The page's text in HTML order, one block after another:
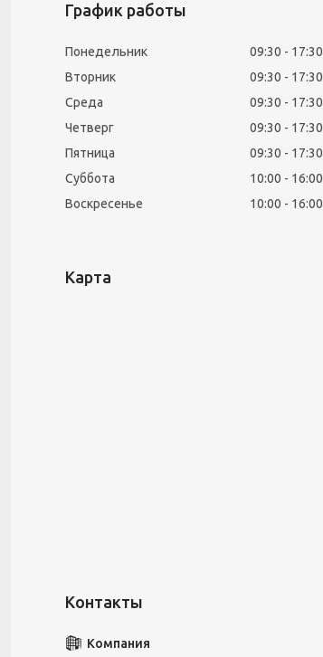
График работы
Понедельник 09:30
17:30
Вторник
09:30
17:30
Среда
09:30
17:30
Четверг
09:30
17:30
Пятница
09:30
17:30
Суббота
10:00
16:00
Воскресенье
10:00 16:00
Карта